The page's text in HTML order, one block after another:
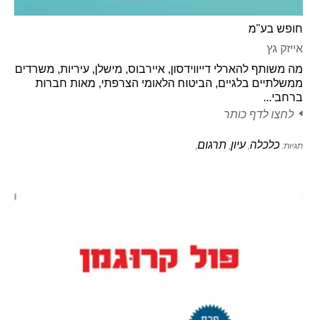
חופש בע"מ
אייזק גץ
מה משותף להארלי דייווידסון, איירבוס, מישלן, עיריות, משרדים
ממשלתיים בלגיים, הביטוח הלאומי הצרפתי, מאות חברות
ברחבי...
לחצו לדף כותר
תגיות: כלכלה ,עיון תרגום